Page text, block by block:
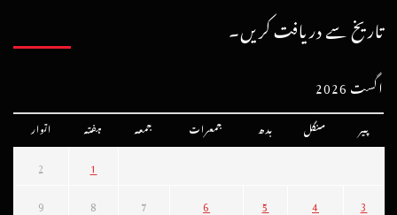
تاریخ سے دریافت کریں۔
اگست 2026
پیر منگل بدھ جمعرات جمعہ ہفتہ اتوار
1
2
3
4
5
6
7
8
9